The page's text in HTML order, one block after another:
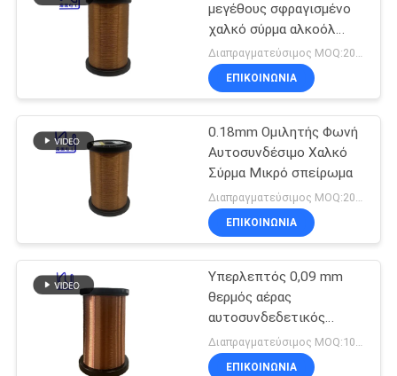
Καλώδιο Litz
χαλκού
Μονωμένο
τριπλάσιο καλώδιο
254
μεγέθους σφραγισμένο
χαλκό σύρμα αλκοόλ
αυτοκόλλητο για ήχο
Διαπραγματεύσιμος MOQ:20kg
ΕΠΙΚΟΙΝΩΝΙΑ
0.18mm Ομιλητής Φωνή
Αυτοσυνδέσιμο Χαλκό
Σύρμα Μικρό σπείρωμα
Διαπραγματεύσιμος MOQ:20kg
ΕΠΙΚΟΙΝΩΝΙΑ
Υπερλεπτός 0,09 mm
θερμός αέρας
αυτοσυνδεδετικός
σφραγισμένος σύρμα
χαλκού στερεός αγωγός
ΕΠΙΚΟΙΝΩΝΙΑ